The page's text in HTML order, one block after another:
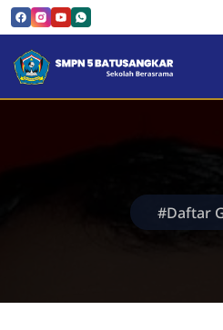
SMPN 5
#Daftar